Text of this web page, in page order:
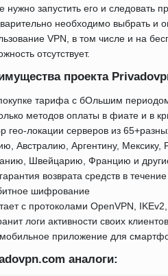
нужно запустить его и следовать
необходимо выбрать и
VPN, в том числе и на
отсутствует.
проекта
тарифа с бОльшим
методов оплаты в фиате и в
гео-локации серверов из
Австралию, Аргентину,
Швейцарию, Францию и
возврата средств в
шифрование
с протоколами OpenVPN,
логи активности своих клиентов
приложение для
аналоги: